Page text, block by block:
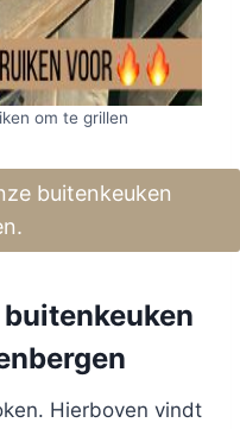
om te grillen
buitenkeuken
Hierboven vindt